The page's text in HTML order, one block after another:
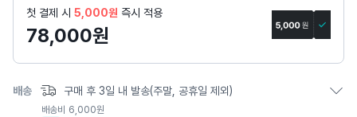
지
첫 결제 시 5,000원 즉시 적용
78,000원
배송 구매 후 3일 내 발송(주말, 공휴일 제외)
배송비 6,000원